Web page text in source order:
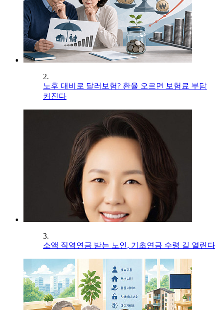
2.
노후 대비로 달러보험? 환율 오르면 보험료 부담
커진다
3.
소액 직역연금 받는 노인, 기초연금 수령 길 열린다